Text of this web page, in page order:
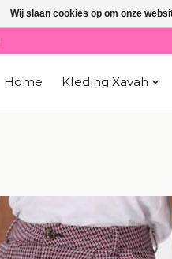
Home Kleding Xavah
Items
Wij slaan cookies op om onze